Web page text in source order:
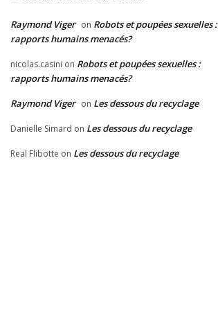
Raymond Viger on Robots et poupées sexuelles :
rapports humains menacés?
nicolas.casini on Robots et poupées sexuelles :
rapports humains menacés?
Raymond Viger on Les dessous du recyclage
Danielle Simard on Les dessous du recyclage
Real Flibotte on Les dessous du recyclage